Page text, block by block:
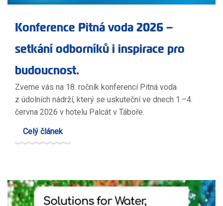
Konference Pitná voda 2026 –
setkání odborníků i inspirace pro
budoucnost.
Zveme vás na 18. ročník konferencí Pitná voda
z údolních nádrží, který se uskuteční ve dnech 1.–4.
června 2026 v hotelu Palcát v Táboře.
Celý článek